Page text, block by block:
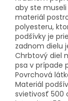
aby ste
materiál
polyesteru,
podšívky je
zadnom dielu
Chrbtový diel
psa v prípade
Povrchová
Materiál
svietivosť 500